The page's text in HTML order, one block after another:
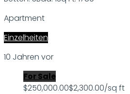
Apartment
Einzelheiten
10 Jahren vor
For Sale
$250,000.00$2,300.00/sq ft